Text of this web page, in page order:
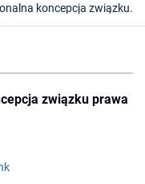
Republikańsko-instytucjonalna koncepcja związku prawa i polityki
związku prawa